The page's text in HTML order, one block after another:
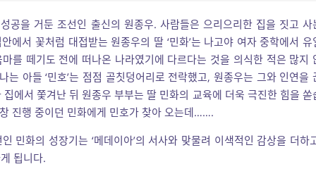
공을 거둔 조선인 출신의 원종우. 사람들은 으리으리한 집을 짓고 사
에서 꽃처럼 대접받는 원종우의 딸 ‘민화’는 나고야 여자 중학에서 유
를 떼기도 전에 떠나온 나라였기에 다르다는 것을 의식한 적은 많지
아들 ‘민호’는 점점 골칫덩어리로 전락했고, 원종우는 그와 인연을
에서 쫓겨난 뒤 원종우 부부는 딸 민화의 교육에 더욱 극진한 힘을 쏟
진행 중이던 민화에게 민호가 찾아 오는데…….
민화의 성장기는 ‘메데이아’의 서사와 맞물려 이색적인 감상을 더하
됩니다.